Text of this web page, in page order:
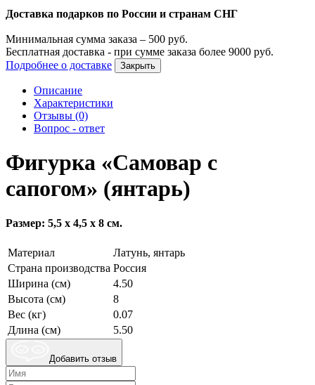
Доставка подарков по России и странам СНГ
Минимальная сумма заказа – 500 руб.
Бесплатная доставка - при сумме заказа более 9000 руб.
Подробнее о доставке
Закрыть
Описание
Характеристики
Отзывы (0)
Вопрос - ответ
Фигурка «Самовар с
сапогом» (янтарь)
Размер: 5,5 х 4,5 х 8 см.
Материал
Латунь, янтарь
Страна производства Россия
Ширина (см)
4.50
Высота (см)
8
Вес (кг)
0.07
Длина (см)
5.50
Добавить отзыв